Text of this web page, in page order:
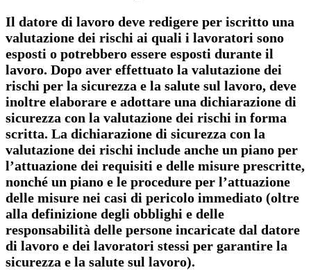
Il datore di lavoro deve redigere per iscritto una
valutazione dei rischi ai quali i lavoratori sono
esposti o potrebbero essere esposti durante il
lavoro. Dopo aver effettuato la valutazione dei
rischi per la sicurezza e la salute sul lavoro, deve
inoltre elaborare e adottare una dichiarazione di
sicurezza con la valutazione dei rischi in forma
scritta. La dichiarazione di sicurezza con la
valutazione dei rischi include anche un piano per
l’attuazione dei requisiti e delle misure prescritte,
nonché un piano e le procedure per l’attuazione
delle misure nei casi di pericolo immediato (oltre
alla definizione degli obblighi e delle
responsabilità delle persone incaricate dal datore
di lavoro e dei lavoratori stessi per garantire la
sicurezza e la salute sul lavoro).